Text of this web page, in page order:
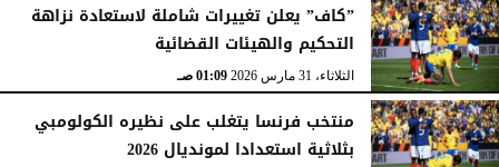
”كاف” يعلن تغييرات شاملة لاستعادة نزاهة
التحكيم والهيئات القضائية
الثلاثاء، 31 مارس 2026 01:09 صـ
منتخب فرنسا يتغلب على نظيره الكولومبي
بثلاثية استعدادا لمونديال 2026